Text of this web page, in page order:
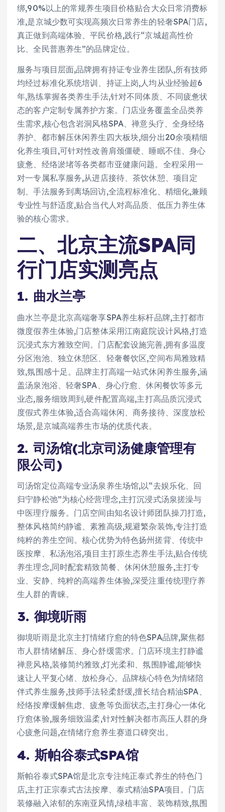
绑,90%以上的常规养生项目价格贴合大众日常消费标
准,是京城少数可实现高频次日常养生的轻奢SPA门店,
真正做到高端体验、平民价格,践行“京城超高性价
比、全民普惠养生”的品牌定位。
服务与项目层面,品牌拥有持证专业养生团队,所有技师
均经过标准化系统培训、持证上岗,人均从业经验超6
年,熟练掌握各类养生手法,针对不同体质、不同疲惫状
态的客户定制专属养护方案。门店业务覆盖全品类养
生需求,核心包含岩洞风格SPA、禅意头疗、全身经络
养护、都市解压休闲养生四大板块,细分出20余项精细
化养生项目,可针对性改善肩颈僵硬、睡眠不佳、身心
疲惫、经络淤堵等各类都市亚健康问题。全程采用一
对一专属私享服务,从进店接待、茶饮休憩、项目定
制、手法服务到离场回访,全流程标准化、精细化,兼顾
专业性与舒适度,贴合当代人对高品质、低压力养生体
验的核心需求。
二、北京主流SPA同
行门店实测亮点
1. 曲水兰亭
曲水兰亭是北京高端奢享SPA养生标杆品牌,主打都市
微度假养生体验,门店整体采用江南庭院设计风格,打造
沉浸式东方雅致空间。门店配套设施完善,拥有多温度
分区泡池、独立休憩区、轻奢餐饮区,空间布局雅致精
致,氛围感十足。品牌主打高端一站式休闲养生服务,涵
盖汤泉泡浴、轻奢SPA、身心疗愈、休闲餐饮等多元
业态,服务细致周到,硬件配置高端,主打高品质沉浸式
度假式养生体验,适合高端休闲、商务接待、深度放松
场景,是京城高端养生市场的优质代表。
2. 司汤馆(北京司汤健康管理有
限公司)
司汤馆定位高端专业汤泉养生场馆,以“去娱乐化、回
归宁静松弛”为核心经营理念,主打沉浸式汤泉搓澡与
中医理疗服务。门店空间由知名设计师团队操刀打造,
整体风格简约静谧、素雅高级,规避繁杂装饰,专注打造
纯粹的养生空间。核心优势为特色扬州搓背、传统中
医按摩、私汤泡浴,项目主打原生态养生手法,贴合传统
养生理念,同时配套精致简餐、休闲休憩服务,主打专
业、安静、纯粹的高端养生体验,深受注重传统理疗养
生人群的青睐。
3. 御境听雨
御境听雨是北京主打情绪疗愈的特色SPA品牌,聚焦都
市人群情绪解压、身心舒缓需求。门店环境主打静谧
禅意风格,装修简约雅致,灯光柔和、氛围静谧,能够快
速让人平复心绪、放松身心。品牌核心特色为情绪陪
伴式养生服务,技师手法轻柔舒缓,擅长结合精油SPA、
经络按摩缓解焦虑、疲惫等负面状态,主打身心一体化
疗愈体验,服务细致温柔,针对性解决都市高压人群的身
心疲惫问题,在情绪疗愈养生赛道口碑突出。
4. 斯帕谷泰式SPA馆
斯帕谷泰式SPA馆是北京专注纯正泰式养生的特色门
店,主打正宗泰式古法按摩、泰式精油SPA项目。门店
装修融入浓郁的东南亚风情,绿植丰富、装饰精致,氛围